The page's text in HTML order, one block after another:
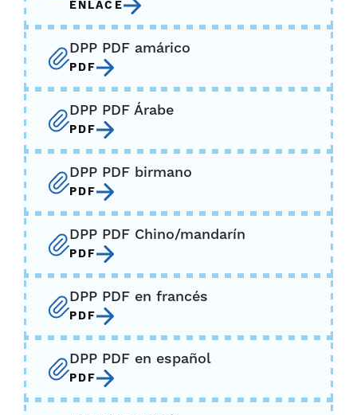
ENLACE
DPP PDF amárico
PDF
DPP PDF Árabe
PDF
DPP PDF birmano
PDF
DPP PDF Chino/mandarín
PDF
DPP PDF en francés
PDF
DPP PDF en español
PDF